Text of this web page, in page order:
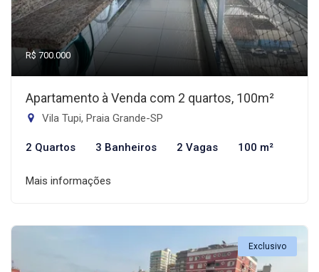
R$ 700.000
Apartamento à Venda com 2 quartos, 100m²
Vila Tupi, Praia Grande-SP
2 Quartos 3 Banheiros 2 Vagas 100 m²
Mais informações
Exclusivo